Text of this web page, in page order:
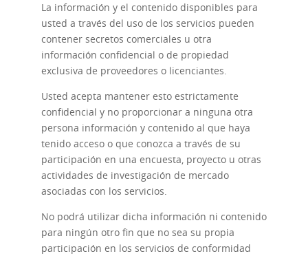
La información y el contenido disponibles para
usted a través del uso de los servicios pueden
contener secretos comerciales u otra
información confidencial o de propiedad
exclusiva de proveedores o licenciantes.
Usted acepta mantener esto estrictamente
confidencial y no proporcionar a ninguna otra
persona información y contenido al que haya
tenido acceso o que conozca a través de su
participación en una encuesta, proyecto u otras
actividades de investigación de mercado
asociadas con los servicios.
No podrá utilizar dicha información ni contenido
para ningún otro fin que no sea su propia
participación en los servicios de conformidad